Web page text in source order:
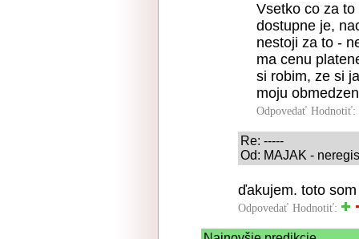
Vsetko co za
dostupne je,
nestoji za to -
ma cenu
si robim, ze si
moju
Odpovedať Hodnotiť:
Re: -----
Od: MAJAK -
ďakujem. toto
Odpovedať Hodnotiť: